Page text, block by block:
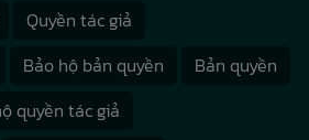
Quyền tác giả
Bảo hộ bản quyền
Bản quyền
quyền tác giả